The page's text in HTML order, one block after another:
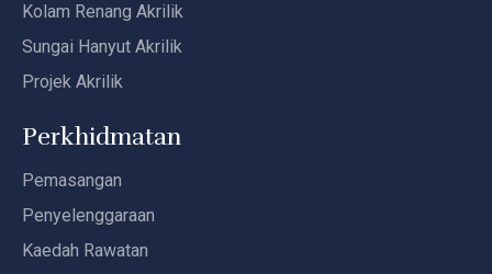
Kolam Renang Akrilik
Sungai Hanyut Akrilik
Projek Akrilik
Perkhidmatan
Pemasangan
Penyelenggaraan
Kaedah Rawatan